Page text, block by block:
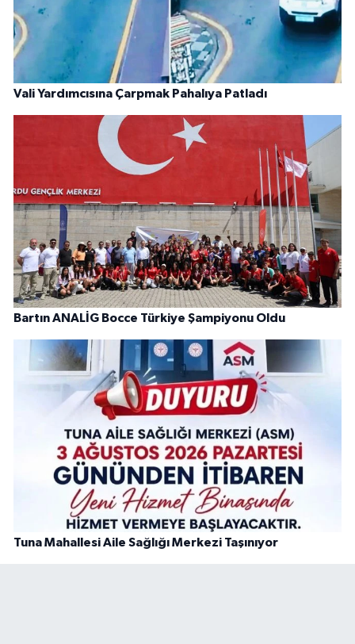
Vali Yardımcısına Çarpmak Pahalıya Patladı
Bartın ANALİG Bocce Türkiye Şampiyonu Oldu
Tuna Mahallesi Aile Sağlığı Merkezi Taşınıyor